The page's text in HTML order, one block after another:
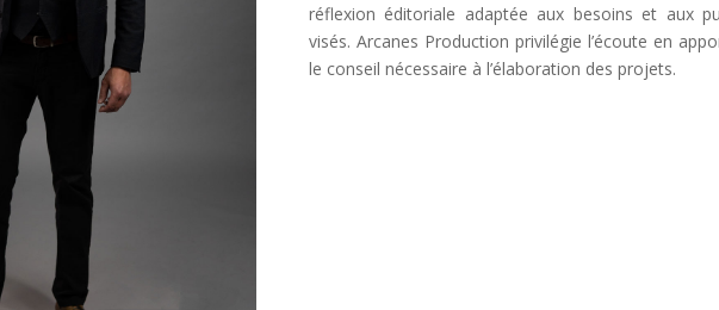
réflexion éditoriale adaptée aux besoins et aux
visés. Arcanes Production privilégie l’écoute en
le conseil nécessaire à l’élaboration des projets.